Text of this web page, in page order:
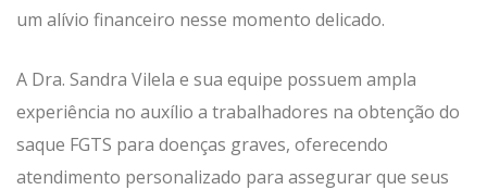
um alívio financeiro nesse momento delicado.
A Dra. Sandra Vilela e sua equipe possuem ampla
experiência no auxílio a trabalhadores na obtenção do
saque FGTS para doenças graves, oferecendo
atendimento personalizado para assegurar que seus